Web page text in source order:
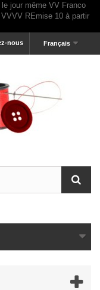
Français
nous